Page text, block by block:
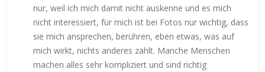
nur, weil ich mich damit nicht auskenne und es mich
nicht interessiert, für mich ist bei Fotos nur wichtig, dass
sie mich ansprechen, berühren, eben etwas, was auf
mich wirkt, nichts anderes zählt. Manche Menschen
machen alles sehr kompliziert und sind richtig